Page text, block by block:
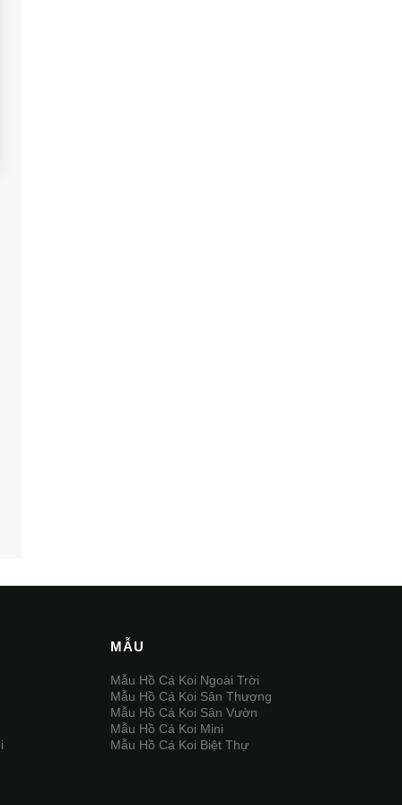
MẪU
Mẫu Hồ Cá Koi Ngoài Trời
Mẫu Hồ Cá Koi Sân Thượng
Mẫu Hồ Cá Koi Sân Vườn
Mẫu Hồ Cá Koi Mini
Mẫu Hồ Cá Koi Biệt Thự